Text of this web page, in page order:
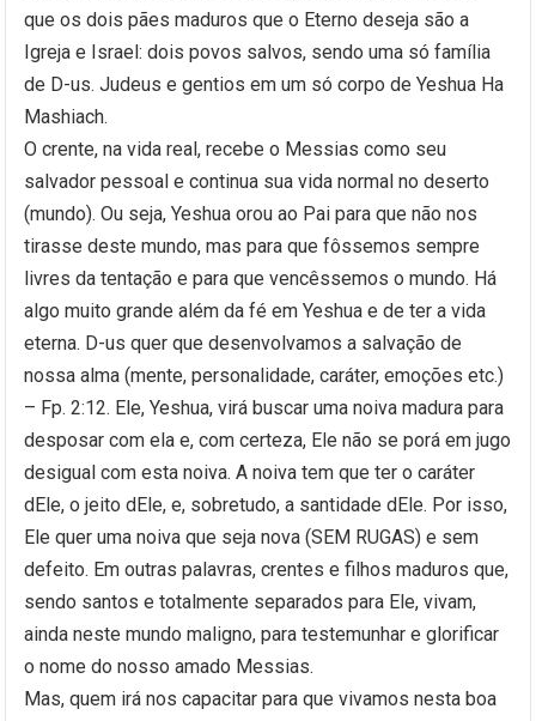
que os dois pães maduros que o Eterno deseja são a
Igreja e Israel: dois povos salvos, sendo uma só família
de D-us. Judeus e gentios em um só corpo de Yeshua Ha
Mashiach.
O crente, na vida real, recebe o Messias como seu
salvador pessoal e continua sua vida normal no deserto
(mundo). Ou seja, Yeshua orou ao Pai para que não nos
tirasse deste mundo, mas para que fôssemos sempre
livres da tentação e para que vencêssemos o mundo. Há
algo muito grande além da fé em Yeshua e de ter a vida
eterna. D-us quer que desenvolvamos a salvação de
nossa alma (mente, personalidade, caráter, emoções etc.)
– Fp. 2:12. Ele, Yeshua, virá buscar uma noiva madura para
desposar com ela e, com certeza, Ele não se porá em jugo
desigual com esta noiva. A noiva tem que ter o caráter
dEle, o jeito dEle, e, sobretudo, a santidade dEle. Por isso,
Ele quer uma noiva que seja nova (SEM RUGAS) e sem
defeito. Em outras palavras, crentes e filhos maduros que,
sendo santos e totalmente separados para Ele, vivam,
ainda neste mundo maligno, para testemunhar e glorificar
o nome do nosso amado Messias.
Mas, quem irá nos capacitar para que vivamos nesta boa